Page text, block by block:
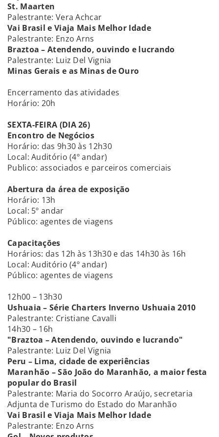
St. Maarten
Palestrante: Vera Achcar
Vai Brasil e Viaja Mais Melhor Idade
Palestrante: Enzo Arns
Braztoa – Atendendo, ouvindo e lucrando
Palestrante: Luiz Del Vignia
Minas Gerais e as Minas de Ouro
Encerramento das atividades
Horário: 20h
SEXTA-FEIRA (DIA 26)
Encontro de Negócios
Horário: das 9h30 às 12h30
Local: Auditório (4º andar)
Publico: associados e parceiros comerciais
Abertura da área de exposição
Horário: 13h
Local: 5º andar
Público: agentes de viagens
Capacitações
Horários: das 12h às 13h30 e das 14h30 às 16h
Local: Auditório (4º andar)
Público: agentes de viagens
12h00 – 13h30
Ushuaia – Série Charters Inverno Ushuaia 2010
Palestrante: Cristiane Cavalli
14h30 – 16h
"Braztoa – Atendendo, ouvindo e lucrando"
Palestrante: Luiz Del Vignia
Peru – Lima, cidade de experiências
Maranhão – São João do Maranhão, a maior festa
popular do Brasil
Palestrante: Maria do Socorro Araújo, secretaria
Adjunta de Turismo do Estado do Maranhão
Vai Brasil e Viaja Mais Melhor Idade
Palestrante: Enzo Arns